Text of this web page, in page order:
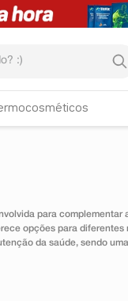
para complementar
opções para
da saúde, sendo